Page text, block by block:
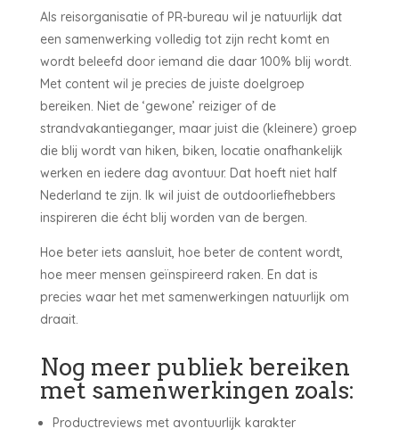
Als reisorganisatie of PR-bureau wil je natuurlijk dat
een samenwerking volledig tot zijn recht komt en
wordt beleefd door iemand die daar 100% blij wordt.
Met content wil je precies de juiste doelgroep
bereiken. Niet de ‘gewone’ reiziger of de
strandvakantieganger, maar juist die (kleinere) groep
die blij wordt van hiken, biken, locatie onafhankelijk
werken en iedere dag avontuur. Dat hoeft niet half
Nederland te zijn. Ik wil juist de outdoorliefhebbers
inspireren die écht blij worden van de bergen.
Hoe beter iets aansluit, hoe beter de content wordt,
hoe meer mensen geïnspireerd raken. En dat is
precies waar het met samenwerkingen natuurlijk om
draait.
Nog meer publiek bereiken
met samenwerkingen zoals:
Productreviews met avontuurlijk karakter